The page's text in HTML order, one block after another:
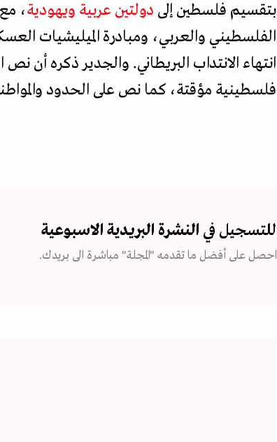
بتقسيم فلسطين إلى دولتين عربية ويهودية،
الفلسطيني والعربي، ومبادرة الميليشيات
انتهاء الانتداب البريطاني. والجدير ذكره أن
فلسطينية مؤقتة، كما نص على الحدود
للتسجيل في النشرة البريدية الاسبوعية
احصل على أفضل ما تقدمه "المجلة" مباشرة الى بريدك.